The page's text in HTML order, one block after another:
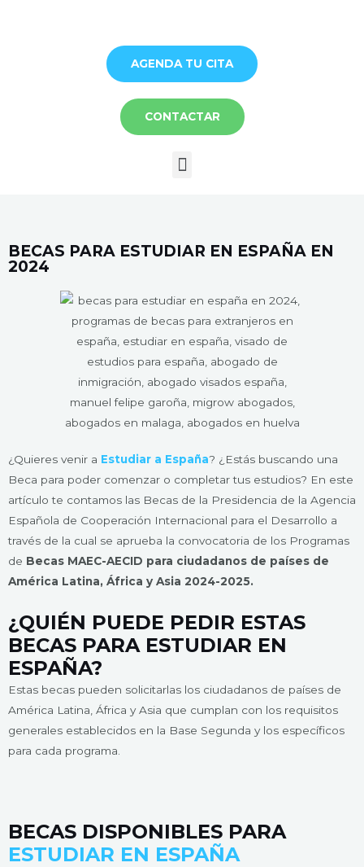
AGENDA TU CITA
CONTACTAR
Menú
BECAS PARA ESTUDIAR EN ESPAÑA EN
2024
¿Quieres venir a Estudiar a España? ¿Estás buscando una
Beca para poder comenzar o completar tus estudios? En este
artículo te contamos las Becas de la Presidencia de la Agencia
Española de Cooperación Internacional para el Desarrollo a
través de la cual se aprueba la convocatoria de los Programas
de Becas MAEC-AECID para ciudadanos de países de
América Latina, África y Asia 2024-2025.
¿QUIÉN PUEDE PEDIR ESTAS
BECAS PARA ESTUDIAR EN
ESPAÑA?
Estas becas pueden solicitarlas los ciudadanos de países de
América Latina, África y Asia que cumplan con los requisitos
generales establecidos en la Base Segunda y los específicos
para cada programa.
BECAS DISPONIBLES PARA
ESTUDIAR EN ESPAÑA